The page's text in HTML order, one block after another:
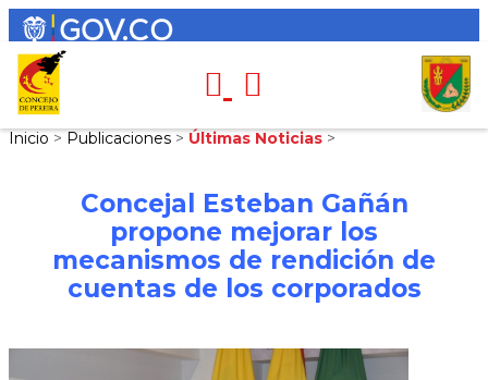
Inicio > Publicaciones > Últimas Noticias >
Concejal Esteban Gañán
propone mejorar los
mecanismos de rendición de
cuentas de los corporados